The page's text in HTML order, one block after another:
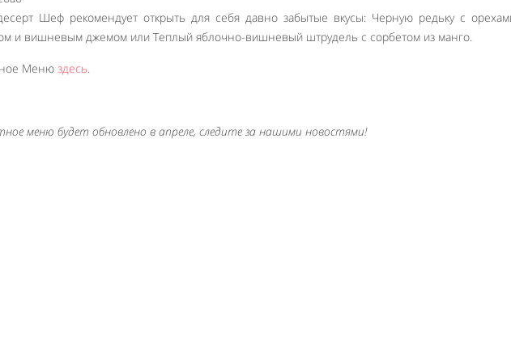
Шеф рекомендует открыть для себя давно забытые вкусы: Черную редьку с
и вишневым джемом или Теплый яблочно-вишневый штрудель с сорбетом из манго.
Меню здесь.
меню будет обновлено в апреле, следите за нашими новостями!